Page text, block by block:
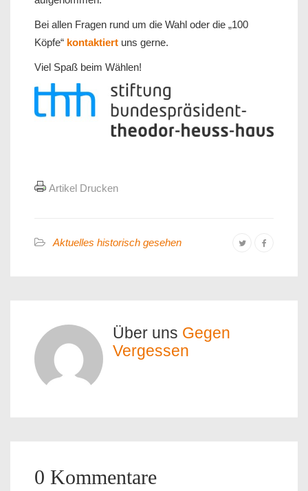
Bei allen Fragen rund um die Wahl oder die „100
Köpfe“ kontaktiert uns gerne.
Viel Spaß beim Wählen!
Artikel Drucken
Aktuelles historisch gesehen
Über uns Gegen
Vergessen
0 Kommentare